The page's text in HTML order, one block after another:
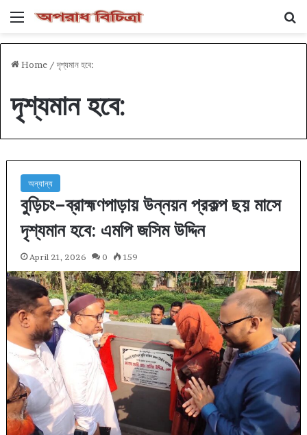
Menu
Home / দৃশ্যমান হবে:
দৃশ্যমান হবে:
অন্যান্য
বুড়িচং–ব্রাহ্মণপাড়ায় উন্নয়ন প্রকল্প ছয় মাসে
দৃশ্যমান হবে: এমপি জসিম উদ্দিন
April 21, 2026 0 159